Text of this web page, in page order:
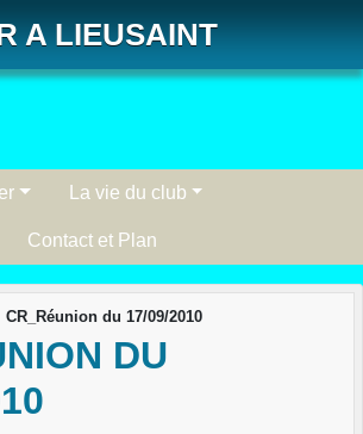
A LIEUSAINT
La vie du club
Contact et Plan
CR_Réunion du 17/09/2010
DU